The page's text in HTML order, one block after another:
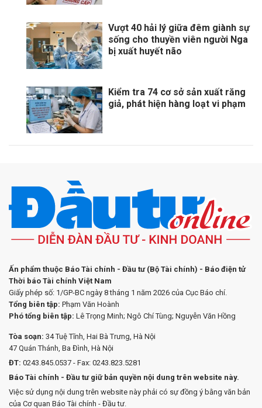
Vượt 40 hải lý giữa đêm giành sự
sống cho thuyền viên người Nga
bị xuất huyết não
Kiểm tra 74 cơ sở sản xuất răng
giả, phát hiện hàng loạt vi phạm
Ấn phẩm thuộc Báo Tài chính - Đầu tư (Bộ Tài chính) - Báo điện tử
Thời báo Tài chính Việt Nam
Giấy phép số: 1/GP-BC ngày 8 tháng 1 năm 2026 của Cục Báo chí.
Tổng biên tập: Phạm Văn Hoành
Phó tổng biên tập: Lê Trọng Minh; Ngô Chí Tùng; Nguyễn Văn Hồng
Tòa soạn: 34 Tuệ Tĩnh, Hai Bà Trưng, Hà Nội
47 Quán Thánh, Ba Đình, Hà Nội
ĐT: 0243.845.0537 - Fax: 0243.823.5281
Báo Tài chính - Đầu tư giữ bản quyền nội dung trên website này.
Việc sử dụng nội dung trên website này phải có sự đồng ý bằng văn bản
của Cơ quan Báo Tài chính - Đầu tư.